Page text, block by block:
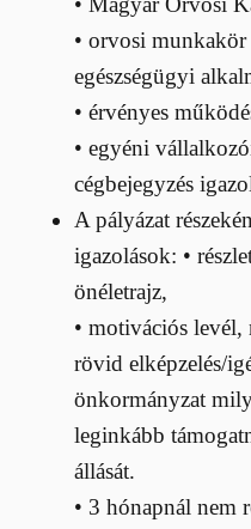
• orvosi munkakör
egészségügyi
• érvényes
• egyéni
cégbejegyzés
A pályázat
igazolások: •
önéletrajz,
• motivációs levél,
rövid elképzelés/
önkormányzat
leginkább
állását.
• 3 hónapnál nem